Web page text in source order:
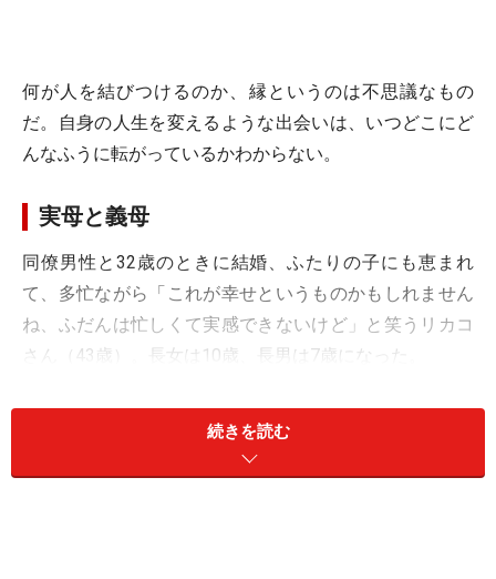
何が人を結びつけるのか、縁というのは不思議なもの
だ。自身の人生を変えるような出会いは、いつどこにど
んなふうに転がっているかわからない。
実母と義母
同僚男性と32歳のときに結婚、ふたりの子にも恵まれ
て、多忙ながら「これが幸せというものかもしれません
ね、ふだんは忙しくて実感できないけど」と笑うリカコ
さん（43歳）。長女は10歳、長男は7歳になった。
「夫とは友だち夫婦ですね。いつもお互いにツッコミ合
ています。ふたりとも『いちばん大事なことは家族が元
続きを読む